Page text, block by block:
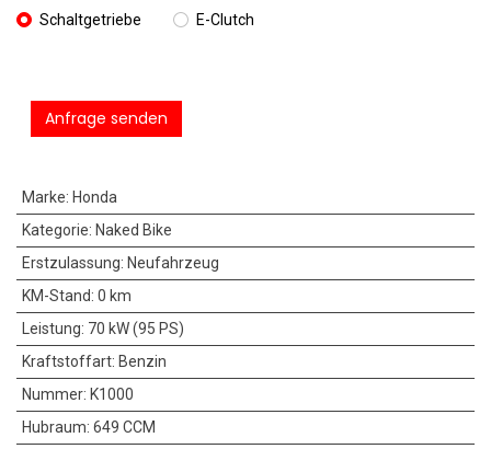
Schaltgetriebe E-Clutch
Anfrage senden
Marke: Honda
Kategorie: Naked Bike
Erstzulassung: Neufahrzeug
KM-Stand: 0 km
Leistung: 70 kW (95 PS)
Kraftstoffart: Benzin
Nummer: K1000
Hubraum: 649 CCM